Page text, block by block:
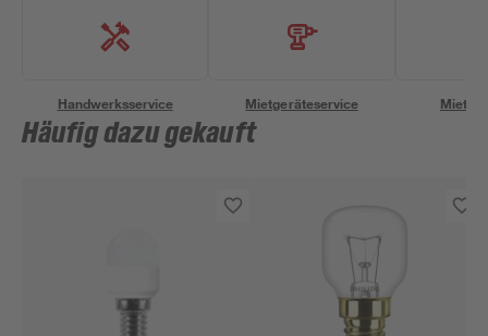
Handwerksservice Mietgeräteservice
Häufig dazu gekauft